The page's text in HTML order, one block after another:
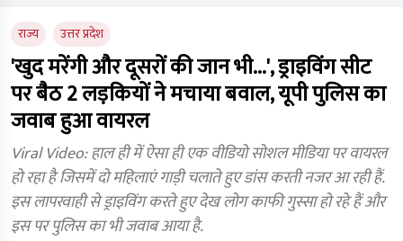
राज्य उत्तर प्रदेश
'खुद मरेंगी और दूसरों की जान भी...', ड्राइविंग सीट
पर बैठ 2 लड़कियों ने मचाया बवाल, यूपी पुलिस का
जवाब हुआ वायरल
Viral Video: हाल ही में ऐसा ही एक वीडियो सोशल मीडिया पर वायरल
हो रहा है जिसमें दो महिलाएं गाड़ी चलाते हुए डांस करती नजर आ रही हैं.
इस लापरवाही से ड्राइविंग करते हुए देख लोग काफी गुस्सा हो रहे हैं और
इस पर पुलिस का भी जवाब आया है.